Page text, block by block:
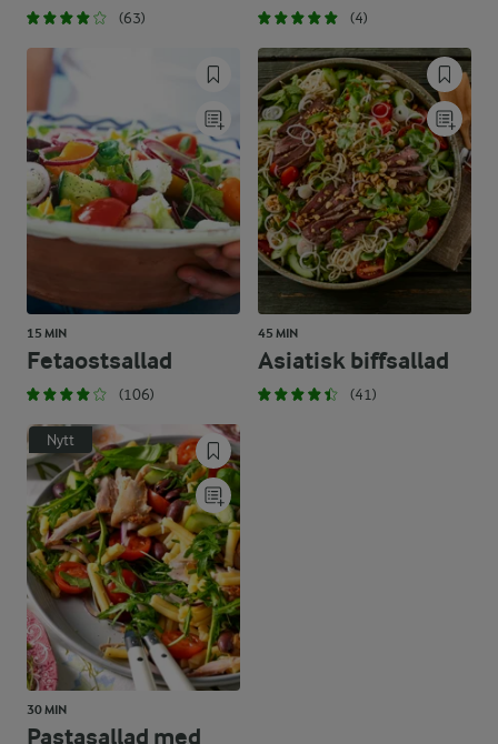
(63) (4)
15 MIN
Fetaostsallad
(106)
45 MIN
Asiatisk biffsallad
(41)
Nytt
30 MIN
Pastasallad med